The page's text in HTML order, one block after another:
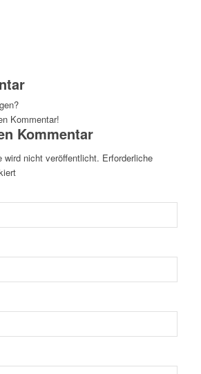
Kommentar!
Kommentar
wird nicht veröffentlicht. Erforderliche